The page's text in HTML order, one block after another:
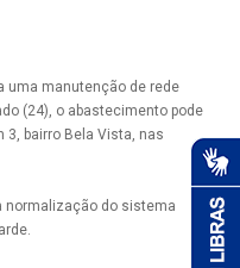
uma manutenção de rede
(24), o abastecimento pode
bairro Bela Vista, nas
normalização do sistema